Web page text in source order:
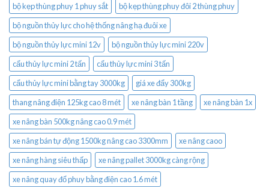
bộ kẹp thùng phuy 1 phuy sắt
bộ kẹp thùng phuy đôi 2 thùng phuy
bộ nguồn thủy lực cho hệ thống nâng hạ đuôi xe
bộ nguồn thủy lực mini 12v
bộ nguồn thủy lực mini 220v
cẩu thủy lực mini 2 tấn
cẩu thủy lực mini 3 tấn
cẩu thủy lực mini bằng tay 3000kg
giá xe đẩy 300kg
thang nâng điện 125kg cao 8 mét
xe nâng bàn 1 tầng
xe nâng bàn 1x
xe nâng bàn 500kg nâng cao 0.9 mét
xe nâng bán tự động 1500kg nâng cao 3300mm
xe nâng caoo
xe nâng hàng siêu thấp
xe nâng pallet 3000kg càng rộng
xe nâng quay đổ phuy bằng điện cao 1.6 mét